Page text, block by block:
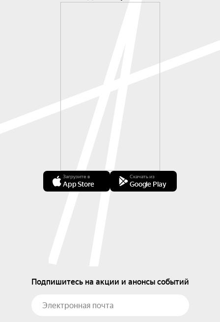
Загрузите в
App Store
Скачать из
Google Play
Подпишитесь на акции и анонсы событий